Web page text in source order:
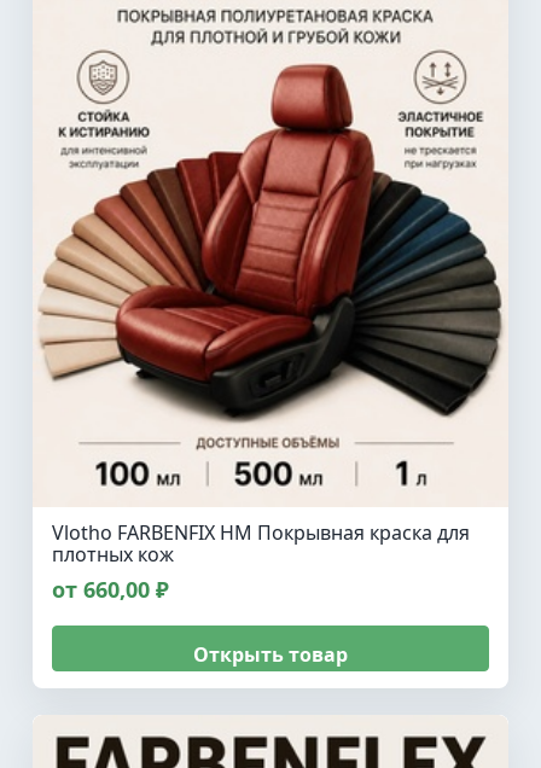
Vlotho FARBENFIX HM Покрывная краска для
плотных кож
от 660,00 ₽
Открыть товар